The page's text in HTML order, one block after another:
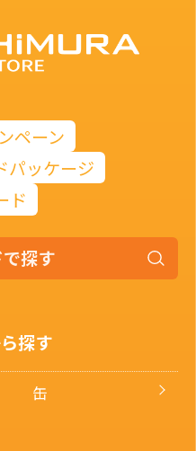
ペーン
パッケージ
ド
探す
缶